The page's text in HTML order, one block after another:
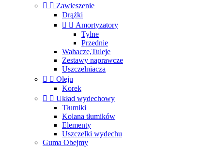
  Zawieszenie
Drążki
  Amortyzatory
Tylne
Przednie
Wahacze,Tuleje
Zestawy naprawcze
Uszczelniacza
  Oleju
Korek
  Układ wydechowy
Tłumiki
Kolana tłumików
Elementy
Uszczelki wydechu
Guma Obejmy